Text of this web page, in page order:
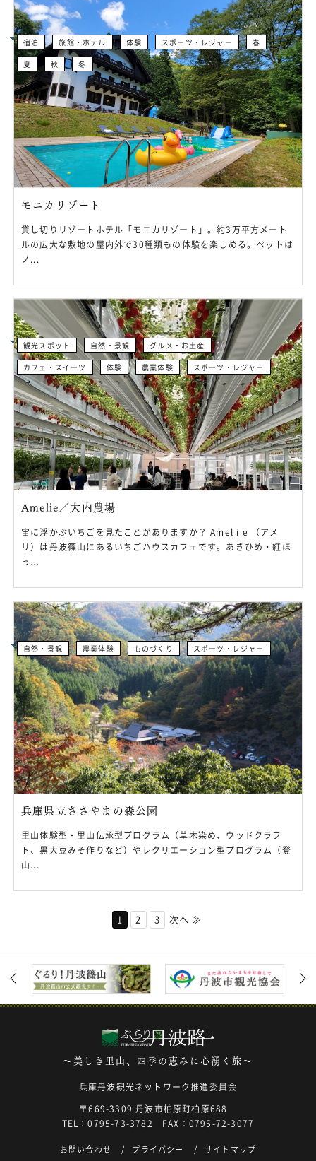
モニカリゾート
貸し切りリゾートホテル「モニカリゾート」。約3万平方メート
ルの広大な敷地の屋内外で30種類もの体験を楽しめる。ペットは
ノ...
宿泊 旅館・ホテル 体験 スポーツ・レジャー 春
夏 秋 冬
Amelie／大内農場
宙に浮かぶいちごを見たことがありますか？ Amel i e （アメ
リ）は丹波篠山にあるいちごハウスカフェです。あきひめ・紅ほ
っ...
観光スポット 自然・景観 グルメ・お土産
カフェ・スイーツ 体験 農業体験 スポーツ・レジャー
兵庫県立ささやまの森公園
里山体験型・里山伝承型プログラム（草木染め、ウッドクラフ
ト、黒大豆みそ作りなど）やレクリエーション型プログラム（登
山...
自然・景観 農業体験 ものづくり スポーツ・レジャー
1 2 3 次へ ≫
～美しき里山、四季の恵みに心湧く旅～
兵庫丹波観光ネットワーク推進委員会
〒669-3309 丹波市柏原町柏原688
TEL：0795-73-3782 FAX：0795-72-3077
お問い合わせ プライバシー サイトマップ